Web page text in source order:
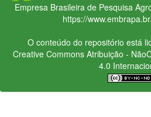
Empresa Brasileira de Pesquisa
https://
O conteúdo do repositório está
Creative CommonsAtribuição -
4.0